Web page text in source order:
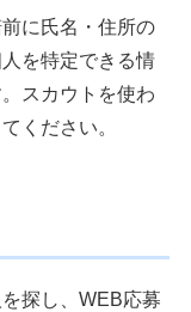
に氏名・住所の
を特定できる情
スカウトを使わ
ください。
探し、WEB応募